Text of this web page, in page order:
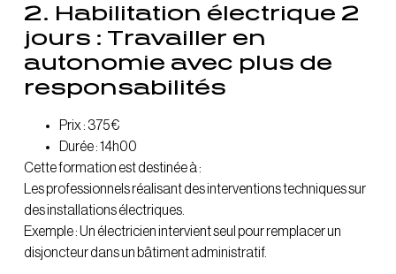
2. Habilitation électrique 2
jours : Travailler en
autonomie avec plus de
responsabilités
Prix : 375 €
Durée : 14h00
Cette formation est destinée à :
Les professionnels réalisant des interventions techniques sur
des installations électriques.
Exemple : Un électricien intervient seul pour remplacer un
disjoncteur dans un bâtiment administratif.